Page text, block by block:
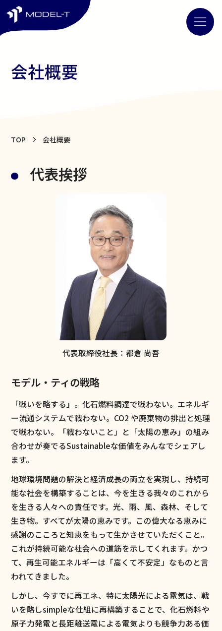
会社概要
TOP 会社概要
代表挨拶
代表取締役社長：都倉 尚吾
モデル・ティの戦略
「戦いを略する」。化石燃料調達で戦わない。エネルギ
ー流通システムで戦わない。CO2 や廃棄物の排出と処理
で戦わない。「戦わないこと」と「太陽の恵み」の組み
合わせが奏でるSustainableな価値をみんなでシェアし
ます。
地球環境問題の解決と経済成長の両立を実現し、持続可
能な社会を構築することは、今を生きる我々のこれから
を生きる人々への責任です。光、雨、風、森林、そして
生き物。すべてが太陽の恵みです。この偉大なる恵みに
感謝のこころと知恵をもって生かさせていただくこと。
これが持続可能な社会への道筋を示してくれます。かつ
て、再生可能エネルギーは「高くて不安定」なものと言
われてきました。
しかし、今すでに再エネ、特に太陽光による電気は、戦
いを略しsimpleな仕組に再構築することで、化石燃料や
原子力発電と長距離送電による電気よりも競争力ある価